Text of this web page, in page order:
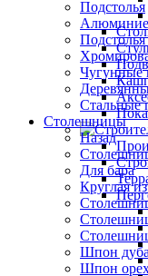
Подстолья
Чугунные
Стальные
Столешницы
Назад
Для бара
Круглая
Шпон дуба
Шпон